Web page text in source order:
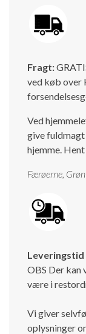
Fragt:
ved køb over
Ved
give
hjemme. Hent
Færøerne,
Leveringstid
OBS Der kan
være i
Vi giver
oplysninger